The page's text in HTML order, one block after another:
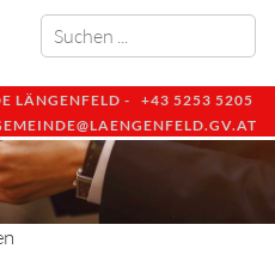
LÄNGENFELD - +43 5253 5205